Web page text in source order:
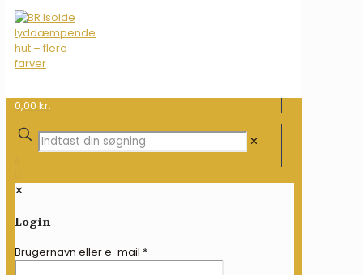
0,00 kr.
✕
✕
Login
Brugernavn eller e-mail *